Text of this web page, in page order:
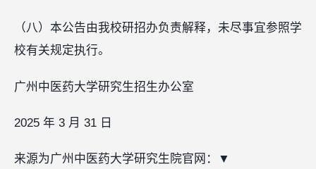
（八）本公告由我校研招办负责解释，未尽事宜参照学
校有关规定执行。
广州中医药大学研究生招生办公室
2025 年 3 月 31 日
来源为广州中医药大学研究生院官网： ▼